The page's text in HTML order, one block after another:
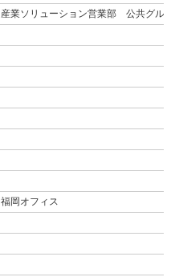
産業ソリューション営業部 公共グル
福岡オフィス